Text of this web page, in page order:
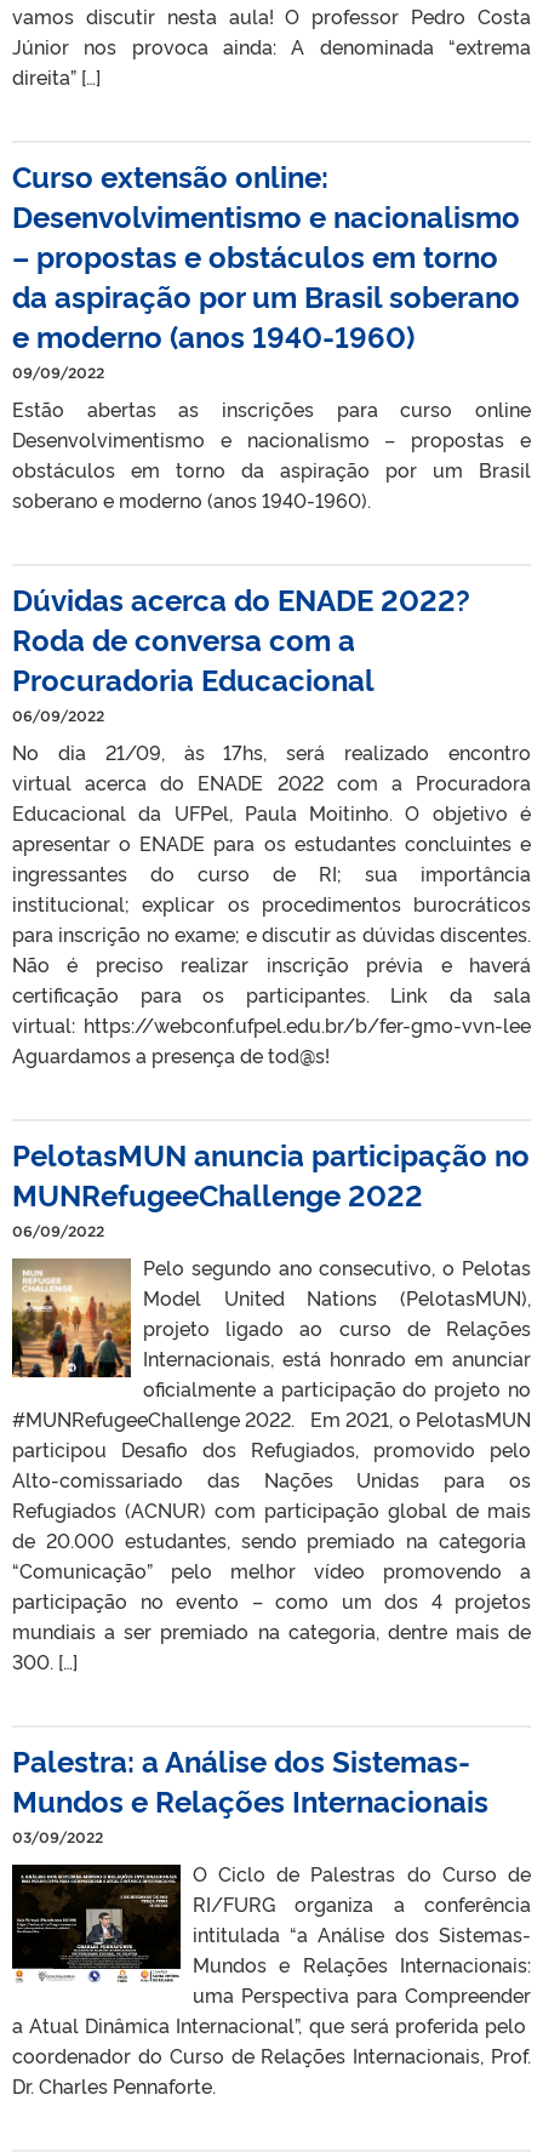
vamos discutir nesta aula! O professor Pedro Costa
Júnior nos provoca ainda: A denominada “extrema
direita” […]
Curso extensão online:
Desenvolvimentismo e nacionalismo
– propostas e obstáculos em torno
da aspiração por um Brasil soberano
e moderno (anos 1940-1960)
09/09/2022
Estão abertas as inscrições para curso online
Desenvolvimentismo e nacionalismo – propostas e
obstáculos em torno da aspiração por um Brasil
soberano e moderno (anos 1940-1960).
Dúvidas acerca do ENADE 2022?
Roda de conversa com a
Procuradoria Educacional
06/09/2022
No dia 21/09, às 17hs, será realizado encontro
virtual acerca do ENADE 2022 com a Procuradora
Educacional da UFPel, Paula Moitinho. O objetivo é
apresentar o ENADE para os estudantes concluintes e
ingressantes do curso de RI; sua importância
institucional; explicar os procedimentos burocráticos
para inscrição no exame; e discutir as dúvidas discentes.
Não é preciso realizar inscrição prévia e haverá
certificação para os participantes. Link da sala
virtual: https://webconf.ufpel.edu.br/b/fer-gmo-vvn-lee
Aguardamos a presença de tod@s!
PelotasMUN anuncia participação no
MUNRefugeeChallenge 2022
06/09/2022
Pelo segundo ano consecutivo, o Pelotas
Model United Nations (PelotasMUN),
projeto ligado ao curso de Relações
Internacionais, está honrado em anunciar
oficialmente a participação do projeto no
#MUNRefugeeChallenge 2022. Em 2021, o PelotasMUN
participou Desafio dos Refugiados, promovido pelo
Alto-comissariado das Nações Unidas para os
Refugiados (ACNUR) com participação global de mais
de 20.000 estudantes, sendo premiado na categoria
“Comunicação” pelo melhor vídeo promovendo a
participação no evento – como um dos 4 projetos
mundiais a ser premiado na categoria, dentre mais de
300. […]
Palestra: a Análise dos Sistemas-
Mundos e Relações Internacionais
03/09/2022
O Ciclo de Palestras do Curso de
RI/FURG organiza a conferência
intitulada “a Análise dos Sistemas-
Mundos e Relações Internacionais:
uma Perspectiva para Compreender
a Atual Dinâmica Internacional”, que será proferida pelo
coordenador do Curso de Relações Internacionais, Prof.
Dr. Charles Pennaforte.